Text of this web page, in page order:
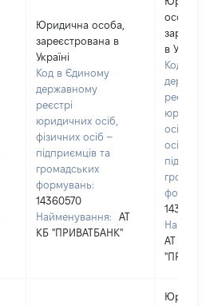
Юридична особа,
зареєстрована в
Україні
Код в Єдиному
державному
реєстрі
юридичних осіб,
фізичних осіб –
підприємців та
громадських
формувань:
14360570
Найменування:
АТ
КБ "ПРИВАТБАНК"
особа,
в Україні
Код в
реєстрі
осіб,
осіб –
14360570
АТ КБ